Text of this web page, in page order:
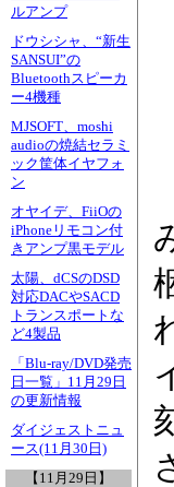
ルアンプ
ドウシシャ、“新生
SANSUI”の
Bluetoothスピーカ
ー4機種
MJSOFT、moshi
audioの焼結セラミ
ック筐体イヤフォ
ン
オヤイデ、FiiOの
iPhoneリモコン付
きアンプ黒モデル
太陽、dCSのDSD
対応DACやSACD
トランスポートな
ど4製品
「Blu-ray/DVD発売
日一覧」11月29日
の更新情報
ダイジェストニュ
ース(11月30日)
【11月29日】